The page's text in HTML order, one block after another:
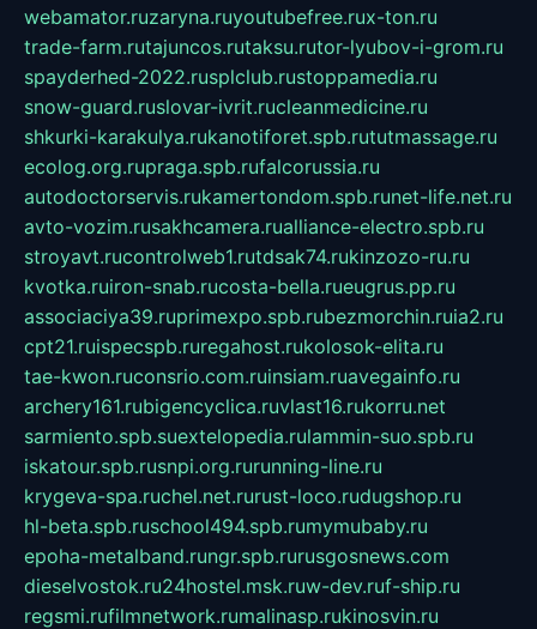
webamator.ruzaryna.ruyoutubefree.rux-ton.ru
trade-farm.rutajuncos.rutaksu.rutor-lyubov-i-grom.ru
spayderhed-2022.rusplclub.rustoppamedia.ru
snow-guard.ruslovar-ivrit.rucleanmedicine.ru
shkurki-karakulya.rukanotiforet.spb.rututmassage.ru
ecolog.org.rupraga.spb.rufalcorussia.ru
autodoctorservis.rukamertondom.spb.runet-life.net.ru
avto-vozim.rusakhcamera.rualliance-electro.spb.ru
stroyavt.rucontrolweb1.rutdsak74.rukinzozo-ru.ru
kvotka.ruiron-snab.rucosta-bella.rueugrus.pp.ru
associaciya39.ruprimexpo.spb.rubezmorchin.ruia2.ru
cpt21.ruispecspb.ruregahost.rukolosok-elita.ru
tae-kwon.ruconsrio.com.ruinsiam.ruavegainfo.ru
archery161.rubigencyclica.ruvlast16.rukorru.net
sarmiento.spb.suextelopedia.rulammin-suo.spb.ru
iskatour.spb.rusnpi.org.rurunning-line.ru
krygeva-spa.ruchel.net.rurust-loco.rudugshop.ru
hl-beta.spb.ruschool494.spb.rumymubaby.ru
epoha-metalband.rungr.spb.rurusgosnews.com
dieselvostok.ru24hostel.msk.ruw-dev.ruf-ship.ru
regsmi.rufilmnetwork.rumalinasp.rukinosvin.ru